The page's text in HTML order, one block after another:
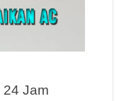
24 Jam